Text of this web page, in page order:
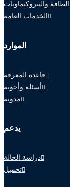
الطاقة والبتروكيماويات
الخدمات العامة
الموارد
قاعدة المعرفة
أسئلة وأجوبة
مدونة
يدعم
دراسة الحالة
تحميل